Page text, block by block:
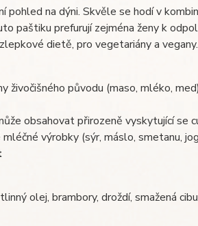
pohled na dýni. Skvěle se hodí v
paštiku prefurují zejména ženy k
dietě, pro vegetariány a vegany.
živočišného původu (maso, mléko, med)
obsahovat přirozeně vyskytující se
výrobky (sýr, máslo, smetanu,
olej, brambory, droždí, smažená